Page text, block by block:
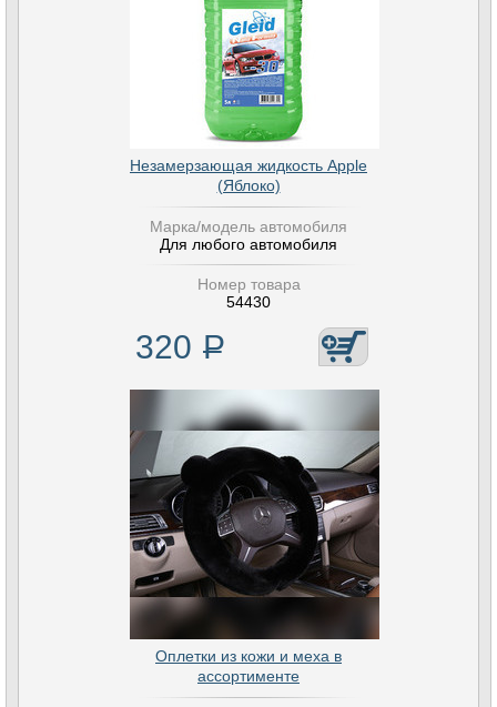
Незамерзающая жидкость Apple
(Яблоко)
Марка/модель автомобиля
Для любого автомобиля
Номер товара
54430
320 Р
Оплетки из кожи и меха в
ассортименте